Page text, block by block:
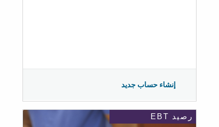
إنشاء حساب جديد
رصيد EBT